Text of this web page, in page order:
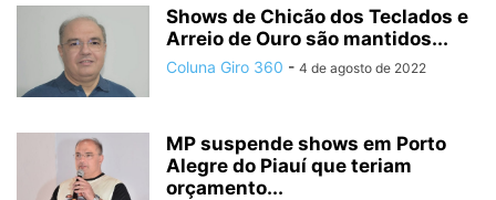
Shows de Chicão dos Teclados e
Arreio de Ouro são mantidos...
Coluna Giro 360 - 4 de agosto de 2022
MP suspende shows em Porto
Alegre do Piauí que teriam
orçamento...